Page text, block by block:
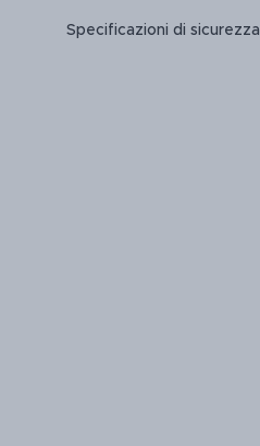
Specificazioni di sicurezza